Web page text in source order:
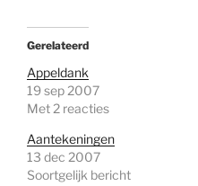
Gerelateerd
Appeldank
19 sep 2007
Met 2 reacties
Aantekeningen
13 dec 2007
Soortgelijk bericht